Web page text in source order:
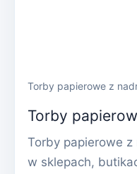
Torby papierowe z
Torby
Torby papierowe
w sklepach,